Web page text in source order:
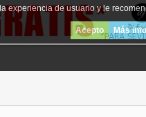
experiencia de usuario y le
Acepto Más